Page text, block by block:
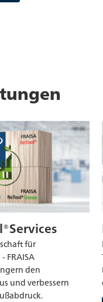
für
FRAISA
den
und verbessern